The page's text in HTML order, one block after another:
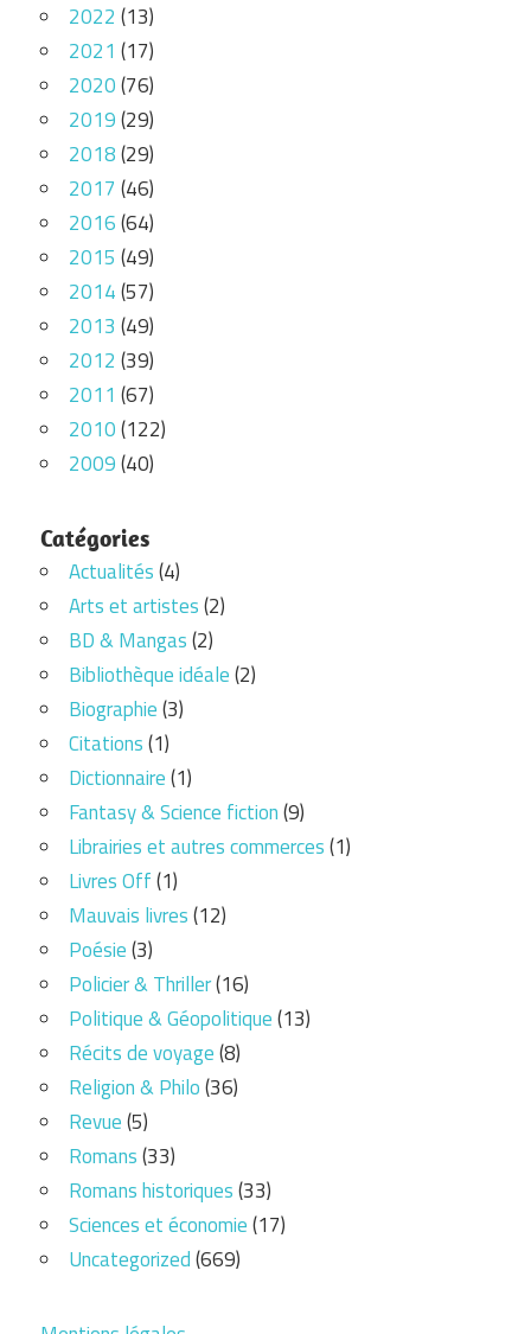
2022 (13)
2021 (17)
2020(76)
2019(29)
2018(29)
2017 (46)
2016(64)
2015 (49)
2014(57)
2013 (49)
2012 (39)
2011 (67)
2010(122)
2009(40)
Catégories
Actualités(4)
Arts et artistes(2)
BD & Mangas(2)
Bibliothèque idéale(2)
Biographie(3)
Citations(1)
Dictionnaire(1)
Fantasy & Science fiction(9)
Librairies et autres commerces(1)
Livres Off(1)
Mauvais livres(12)
Poésie(3)
Policier & Thriller(16)
Politique & Géopolitique(13)
Récits de voyage(8)
Religion & Philo(36)
Revue(5)
Romans(33)
Romans historiques(33)
Sciences et économie(17)
Uncategorized(669)